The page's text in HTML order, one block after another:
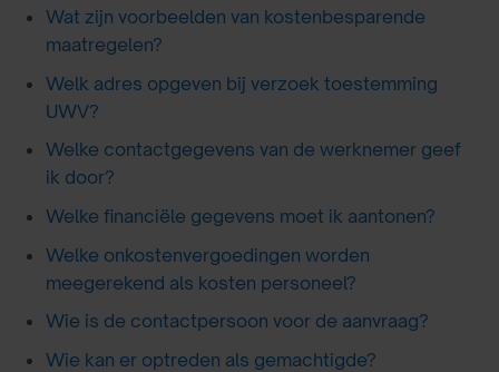
Wat zijn voorbeelden van kostenbesparende
maatregelen?
Welk adres opgeven bij verzoek toestemming
UWV?
Welke contactgegevens van de werknemer geef
ik door?
Welke financiële gegevens moet ik aantonen?
Welke onkostenvergoedingen worden
meegerekend als kosten personeel?
Wie is de contactpersoon voor de aanvraag?
Wie kan er optreden als gemachtigde?